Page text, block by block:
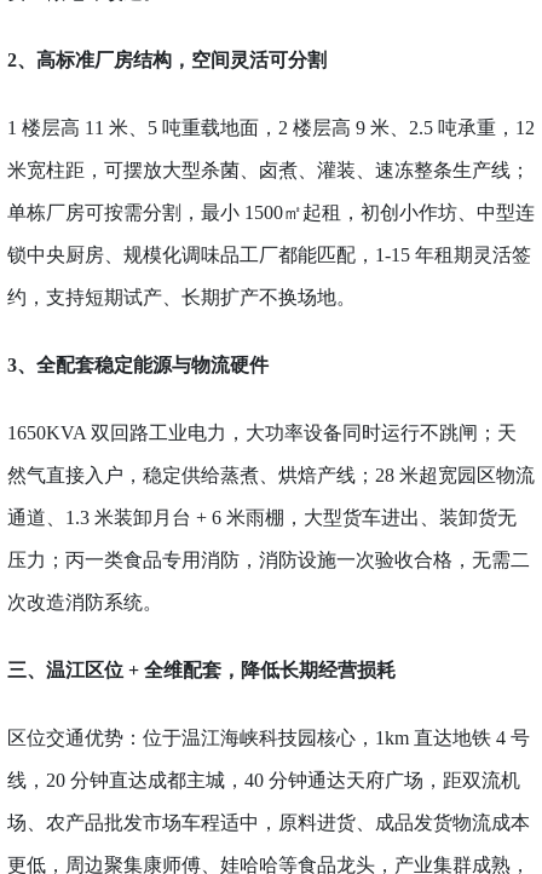
2、 高标准厂房结构，空间灵活可分割
1 楼层高 11 米、5 吨重载地面，2 楼层高 9 米、2.5 吨承重，12
米宽柱距，可摆放大型杀菌、卤煮、灌装、速冻整条生产线；
单栋厂房可按需分割，最小 1 500㎡起租，初创小作坊、中型连
锁中央厨房、规模化调味品工厂都能匹配，1-15 年租期灵活签
约，支持短期试产、长期扩产不换场地。
3、 全配套稳定能源与物流硬件
1650KVA 双回路工业电力，大功率设备同时运行不跳闸；天
然气直接入户，稳定供给蒸煮、烘焙产线；28 米超宽园区物流
通道、1.3 米装卸月台 + 6 米雨棚，大型货车进出、装卸货无
压力；丙一类食品专用消防，消防设施一次验收合格，无需二
次改造消防系统。
三、温江区位 + 全维配套，降低长期经营损耗
区位交通优势：位于温江海峡科技园核心， 1km 直达地铁 4 号
线，20 分钟直达成都主城，40 分钟通达天府广场，距双流机
场、农产品批发市场车程适中，原料进货、成品发货物流成本
更低，周边聚集康师傅、娃哈哈等食品龙头，产业集群成熟，